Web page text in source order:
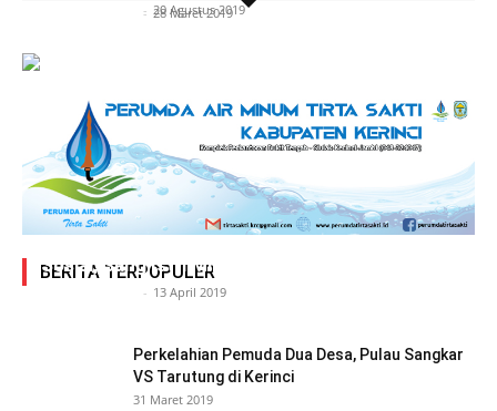
- 20 Agustus 2019
- 28 Maret 2019
BERITA TERPOPULER
Adegan Ranjang Dua Kadis, Perhubungan Vs
Sosial, Sang Istri Miliki Bukti Video Mesum Hot
- 13 April 2019
Perkelahian Pemuda Dua Desa, Pulau Sangkar
VS Tarutung di Kerinci
31 Maret 2019